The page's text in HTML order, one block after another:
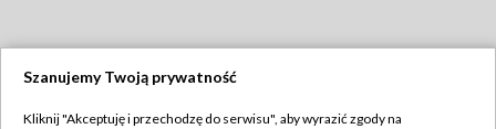
Szanujemy Twoją prywatność
Kliknij "Akceptuję i przechodzę do serwisu", aby wyrazić zgody na